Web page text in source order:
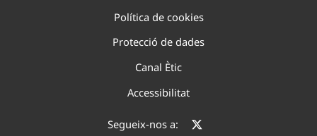
Política de cookies
Protecció de dades
Canal Ètic
Accessibilitat
Segueix-nos a: